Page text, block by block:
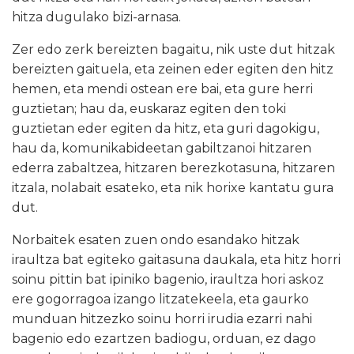
hitza dugulako bizi-arnasa.
Zer edo zerk bereizten bagaitu, nik uste dut hitzak
bereizten gaituela, eta zeinen eder egiten den hitz
hemen, eta mendi ostean ere bai, eta gure herri
guztietan; hau da, euskaraz egiten den toki
guztietan eder egiten da hitz, eta guri dagokigu,
hau da, komunikabideetan gabiltzanoi hitzaren
ederra zabaltzea, hitzaren berezkotasuna, hitzaren
itzala, nolabait esateko, eta nik horixe kantatu gura
dut.
Norbaitek esaten zuen ondo esandako hitzak
iraultza bat egiteko gaitasuna daukala, eta hitz horri
soinu pittin bat ipiniko bagenio, iraultza hori askoz
ere gogorragoa izango litzatekeela, eta gaurko
munduan hitzezko soinu horri irudia ezarri nahi
bagenio edo ezartzen badiogu, orduan, ez dago